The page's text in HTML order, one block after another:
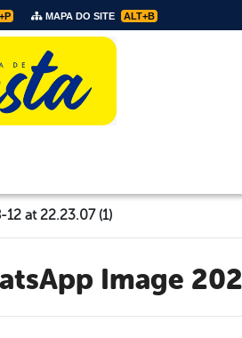
MAPA DO SITE ALT+B
at 22.23.07 (1)
Image